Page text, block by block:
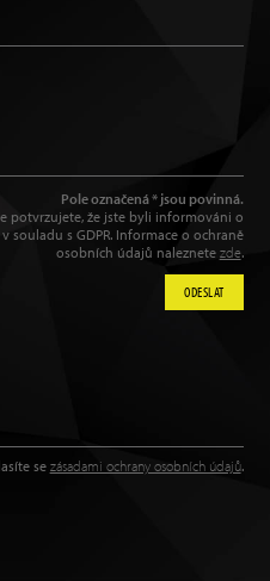
se zásadami ochrany osobních údajů.
Pole označená * jsou povinná.
potvrzujete, že jste byli informováni o
s GDPR. Informace o ochraně
osobních údajů naleznete zde.
ODESLAT